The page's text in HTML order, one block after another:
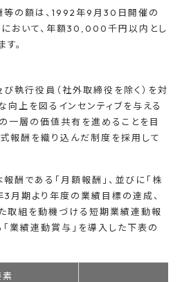
等の額は、1992年9月30日開催の
おいて、年額30,000千円以内とし
。
執行役員（社外取締役を除く）を対
上を図るインセンティブを与える
一層の価値共有を進めることを目
報酬を織り込んだ制度を採用して
酬である「月額報酬」、並びに「株
3月期より年度の業績目標の達成、
取組を動機づける短期業績連動報
業績連動賞与」を導入した下表の